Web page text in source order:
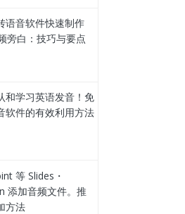
语音软件快速制作
旁白：技巧与要点
和学习英语发音！免
软件的有效利用方法
等 Slides・
添加音频文件。推
方法